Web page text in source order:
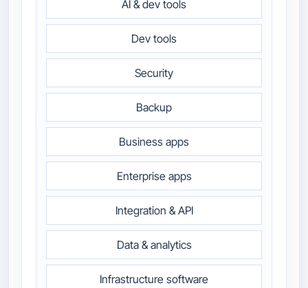
AI & dev tools
Dev tools
Security
Backup
Business apps
Enterprise apps
Integration & API
Data & analytics
Infrastructure software